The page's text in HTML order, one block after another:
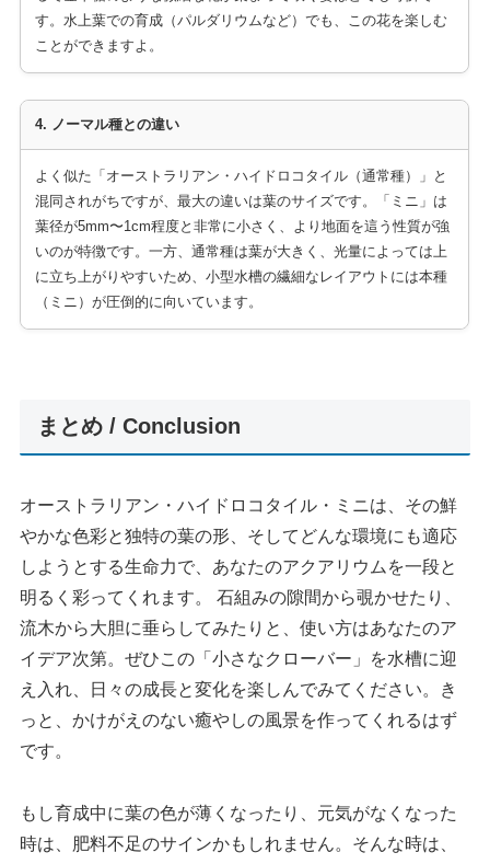
す。水上葉での育成（パルダリウムなど）でも、この花を楽しむ
ことができますよ。
4. ノーマル種との違い
よく似た「オーストラリアン・ハイドロコタイル（通常種）」と
混同されがちですが、最大の違いは葉のサイズです。「ミニ」は
葉径が5mm〜1cm程度と非常に小さく、より地面を這う性質が強
いのが特徴です。一方、通常種は葉が大きく、光量によっては上
に立ち上がりやすいため、小型水槽の繊細なレイアウトには本種
（ミニ）が圧倒的に向いています。
まとめ / Conclusion
オーストラリアン・ハイドロコタイル・ミニは、その鮮
やかな色彩と独特の葉の形、そしてどんな環境にも適応
しようとする生命力で、あなたのアクアリウムを一段と
明るく彩ってくれます。 石組みの隙間から覗かせたり、
流木から大胆に垂らしてみたりと、使い方はあなたのア
イデア次第。ぜひこの「小さなクローバー」を水槽に迎
え入れ、日々の成長と変化を楽しんでみてください。き
っと、かけがえのない癒やしの風景を作ってくれるはず
です。
もし育成中に葉の色が薄くなったり、元気がなくなった
時は、肥料不足のサインかもしれません。そんな時は、